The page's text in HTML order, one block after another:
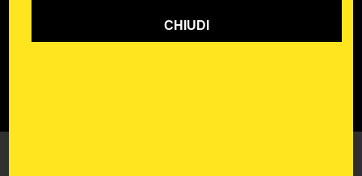
CHIUDI